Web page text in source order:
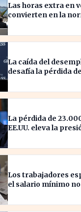
Las horas extra en
convierten en la
La caída del
desafía la pérdida
La pérdida de
EE.UU. eleva la
Los trabajadores
el salario mínimo